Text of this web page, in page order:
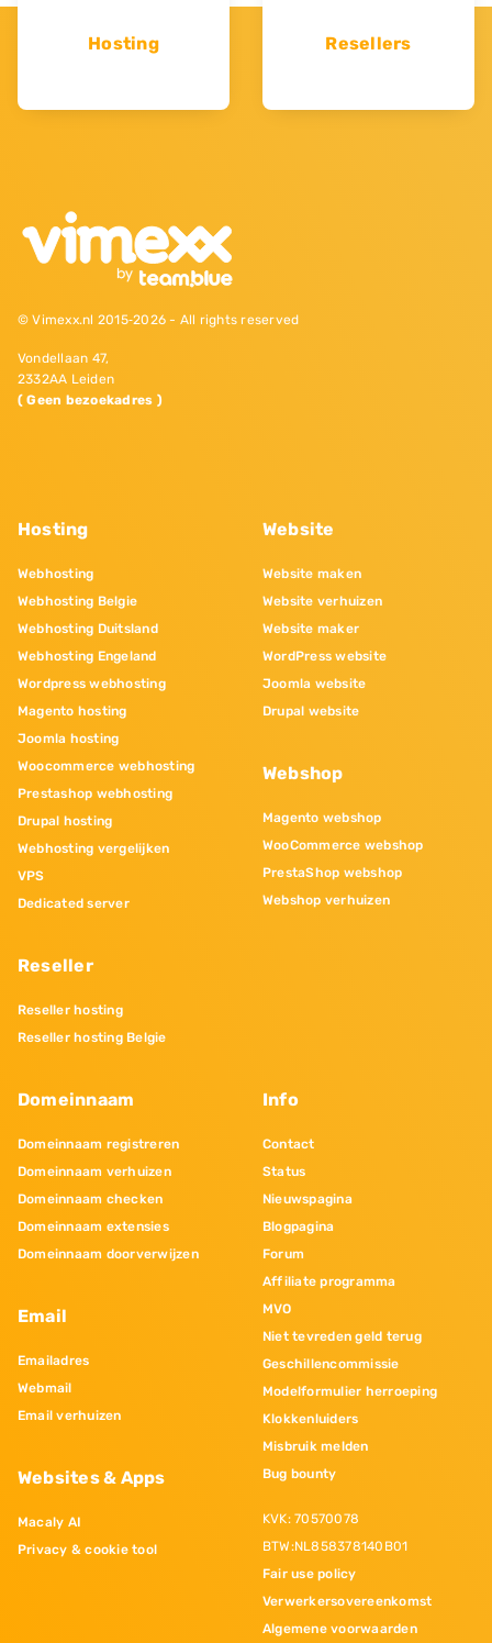
Hosting Resellers
© Vimexx.nl 2015‐2026 - All rights reserved
Vondellaan 47,
2332AA Leiden
( Geen bezoekadres )
Hosting
Webhosting
Webhosting Belgie
Webhosting Duitsland
Webhosting Engeland
Wordpress webhosting
Magento hosting
Joomla hosting
Woocommerce webhosting
Prestashop webhosting
Drupal hosting
Webhosting vergelijken
VPS
Dedicated server
Reseller
Reseller hosting
Reseller hosting Belgie
Website
Website maken
Website verhuizen
Website maker
WordPress website
Joomla website
Drupal website
Webshop
Magento webshop
WooCommerce webshop
PrestaShop webshop
Webshop verhuizen
Domeinnaam
Domeinnaam registreren
Domeinnaam verhuizen
Domeinnaam checken
Domeinnaam extensies
Domeinnaam doorverwijzen
Email
Emailadres
Webmail
Email verhuizen
Websites & Apps
Macaly AI
Privacy & cookie tool
Info
Contact
Status
Nieuwspagina
Blogpagina
Forum
Affiliate programma
MVO
Niet tevreden geld terug
Geschillencommissie
Modelformulier herroeping
Klokkenluiders
Misbruik melden
Bug bounty
KVK: 70570078
BTW:NL858378140B01
Fair use policy
Verwerkersovereenkomst
Algemene voorwaarden